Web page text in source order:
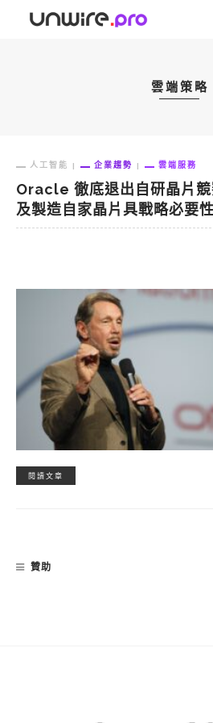
雲端策略
人工智能 企業趨勢 雲端服務
Oracle 徹底退出自研晶片
及製造自家晶片具戰略必要性
閱讀文章
贊助